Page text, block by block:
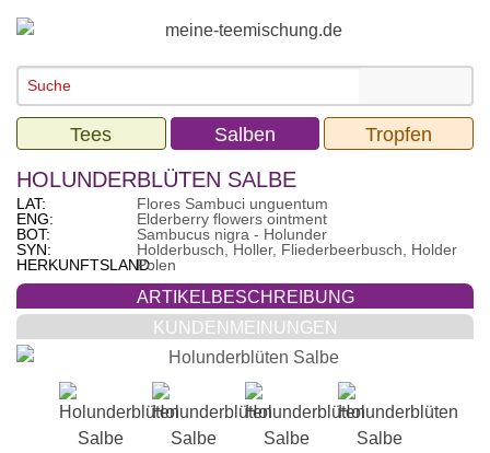
Tees Salben Tropfen
HOLUNDERBLÜTEN SALBE
LAT:
Flores Sambuci unguentum
ENG:
Elderberry flowers ointment
BOT:
Sambucus nigra - Holunder
SYN:
Holderbusch, Holler, Fliederbeerbusch, Holder
HERKUNFTSLAND:Polen
ARTIKELBESCHREIBUNG
KUNDENMEINUNGEN